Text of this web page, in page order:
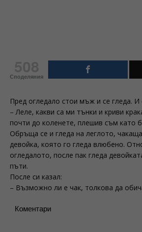
Споделяния
Пред огледало стои мъж и се гледа. И
– Леле, какви са ми тънки и криви
почти до коленете, плешив съм като
Обръща се и гледа на леглото,
девойка, която го гледа влюбено.
огледалото, после пак гледа
пъти.
После си казал:
– Възможно ли е чак, толкова да
Коментари